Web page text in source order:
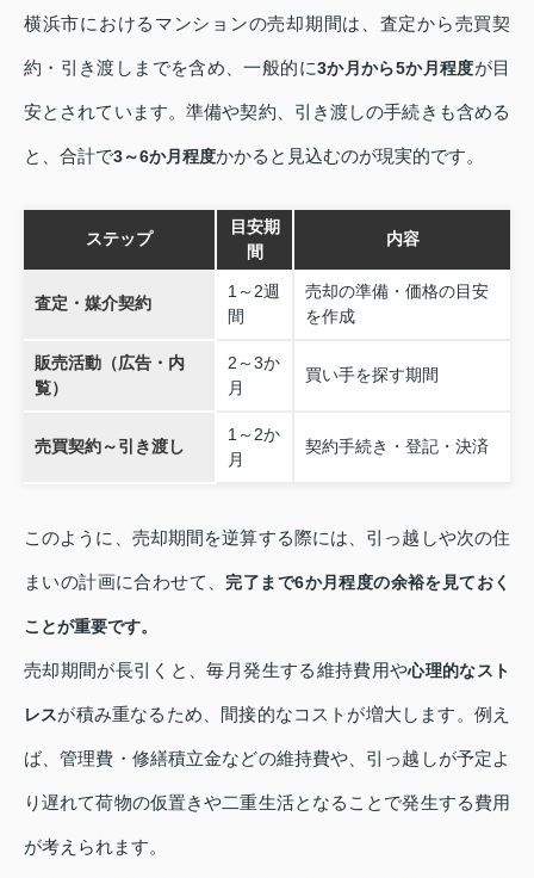
横浜市におけるマンションの売却期間は、査定から売買契
約・引き渡しまでを含め、一般的に3か月から5か月程度が目
安とされています。準備や契約、引き渡しの手続きも含める
と、合計で3～6か月程度かかると見込むのが現実的です。
ステップ
目安期
間
内容
査定・媒介契約
1～2週
間
売却の準備・価格の目安
を作成
販売活動（広告・内
覧）
2～3か
月
買い手を探す期間
売買契約～引き渡し
1～2か
月
契約手続き・登記・決済
このように、売却期間を逆算する際には、引っ越しや次の住
まいの計画に合わせて、 完了まで6か月程度の余裕を見ておく
ことが重要です。
売却期間が長引くと、毎月発生する維持費用や心理的なスト
レスが積み重なるため、間接的なコストが増大します。例え
ば、管理費・修繕積立金などの維持費や、引っ越しが予定よ
り遅れて荷物の仮置きや二重生活となることで発生する費用
が考えられます。